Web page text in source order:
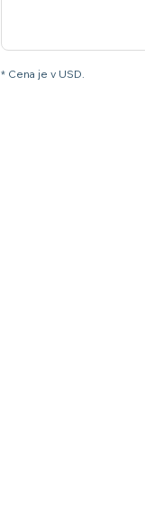
* Cena je v USD.